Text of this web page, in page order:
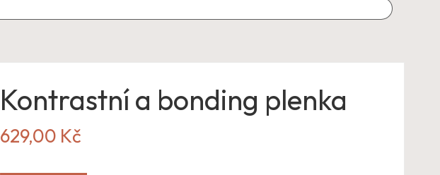
Kontrastní a bonding plenka
629,00 Kč